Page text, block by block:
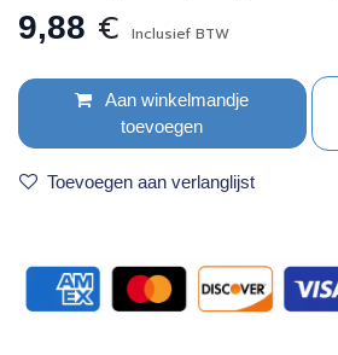
9,88 € Inclusief BTW
Aan winkelmandje
toevoegen
Toevoegen aan verlanglijst